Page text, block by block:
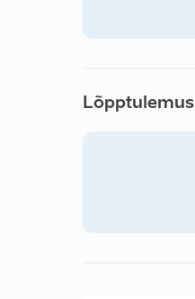
Lõpptulemus